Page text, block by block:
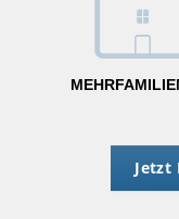
Jetzt